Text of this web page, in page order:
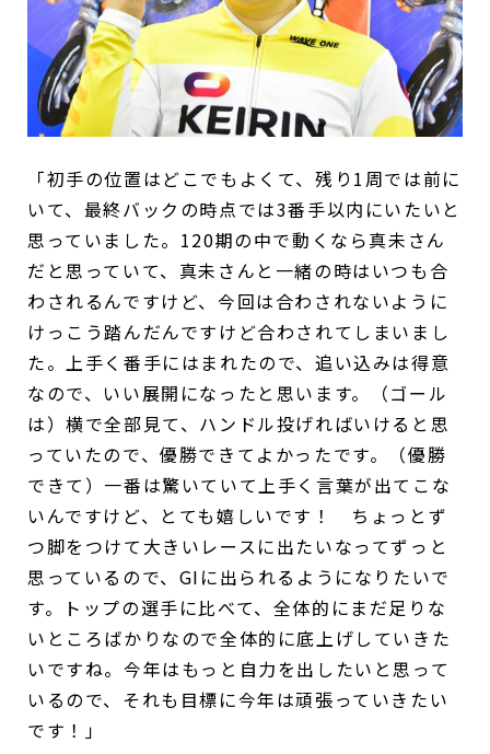
「初手の位置はどこでもよくて、残り1周では前に
いて、最終バックの時点では3番手以内にいたいと
思っていました。120期の中で動くなら真未さん
だと思っていて、真未さんと一緒の時はいつも合
わされるんですけど、今回は合わされないように
けっこう踏んだんですけど合わされてしまいまし
た。上手く番手にはまれたので、追い込みは得意
なので、いい展開になったと思います。（ゴール
は）横で全部見て、ハンドル投げればいけると思
っていたので、優勝できてよかったです。（優勝
できて）一番は驚いていて上手く言葉が出てこな
いんですけど、とても嬉しいです！ ちょっとず
つ脚をつけて大きいレースに出たいなってずっと
思っているので、GIに出られるようになりたいで
す。トップの選手に比べて、全体的にまだ足りな
いところばかりなので全体的に底上げしていきた
いですね。今年はもっと自力を出したいと思って
いるので、それも目標に今年は頑張っていきたい
です！」